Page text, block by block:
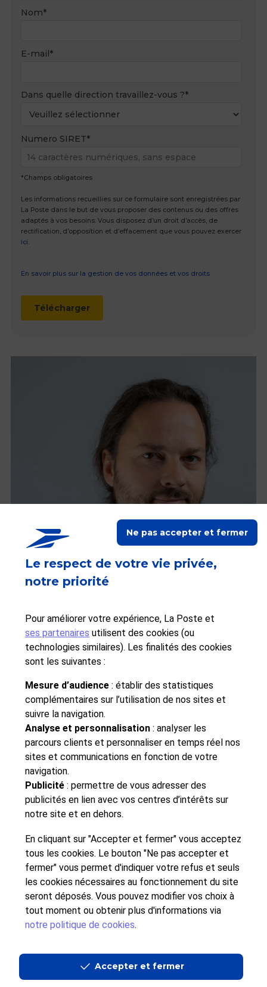
Le respect de votre vie privée,
notre priorité
Pour améliorer votre expérience, La Poste et
ses partenaires utilisent des cookies (ou
technologies similaires). Les finalités des cookies
sont les suivantes :
Mesure d’audience : établir des statistiques
complémentaires sur l’utilisation de nos sites et
suivre la navigation.
Analyse et personnalisation : analyser les
parcours clients et personnaliser en temps réel nos
sites et communications en fonction de votre
navigation.
Publicité : permettre de vous adresser des
publicités en lien avec vos centres d’intérêts sur
notre site et en dehors.
En cliquant sur "Accepter et fermer" vous acceptez
tous les cookies. Le bouton "Ne pas accepter et
fermer" vous permet d'indiquer votre refus et seuls
les cookies nécessaires au fonctionnement du site
seront déposés. Vous pouvez modifier vos choix à
tout moment ou obtenir plus d'informations via
notre politique de cookies.
Ne pas accepter et fermer
Accepter et fermer
Nom*
E-mail*
Dans quelle direction travaillez-vous ?*
Numero SIRET*
*Champs obligatoires​
Les informations recueillies sur ce formulaire sont enregistrées par
La Poste dans le but de vous proposer des contenus ou des offres
adaptés à vos besoins. Vous disposez d’un droit d’accès, de
rectification, d’opposition et d’effacement que vous pouvez exercer
ici.
En savoir plus sur la gestion de vos données et vos droits
PME, particulièrement
dans la gestion de leur
courrier, c’est tout à fait
possible ! Mais pas sans
être conscient de la
variété des défis, qu’ils
soient financiers,
techniques ou éthiques. »
Ronan le Hy, copyright Bruno Lavit
Téléchargez notre livre blanc «Quand l'IA
révolutionne la gestion des flux d'information
en entreprise» pour comprendre comment
cette innovation devient un levier de
transformation.